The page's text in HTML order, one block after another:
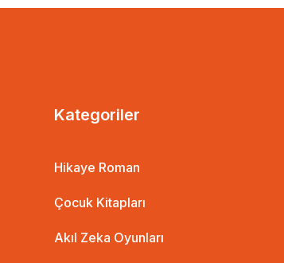
Kategoriler
Hikaye Roman
Çocuk Kitapları
Akıl Zeka Oyunları